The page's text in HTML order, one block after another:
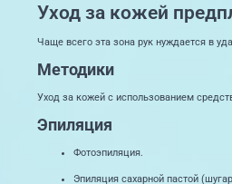
Уход за кожей
Чаще всего эта зона рук нуждается в
Методики
Уход за кожей с использованием
Эпиляция
Фотоэпиляция.
Эпиляция сахарной пастой